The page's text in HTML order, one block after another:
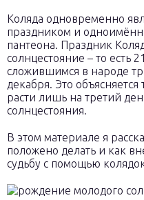
Коляда одновременно
праздником и
пантеона. Праздник
солнцестояние – то есть
сложившимся в народе
декабря. Это
расти лишь на третий
солнцестояния.
В этом материале я
положено делать и как
судьбу с помощью